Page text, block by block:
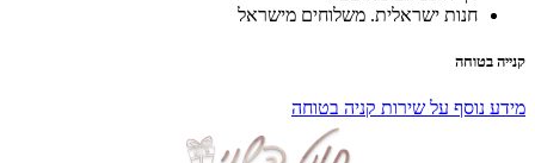
חנות ישראלית. משלוחים מישראל
קנייה בטוחה
מידע נוסף על שירות קניה בטוחה